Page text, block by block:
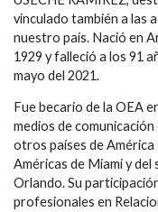
vinculado también a las
nuestro país. Nació en
1929 y falleció a los 91
mayo del 2021.
Fue becario de la OEA
medios de
otros países de
Américas de Miami y
Orlando. Su
profesionales en